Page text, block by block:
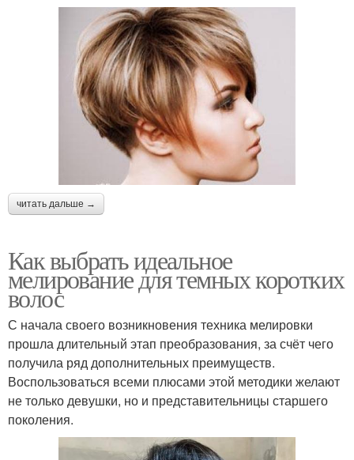
читать дальше →
Как выбрать идеальное
мелирование для темных коротких
волос
С начала своего возникновения техника мелировки
прошла длительный этап преобразования, за счёт чего
получила ряд дополнительных преимуществ.
Воспользоваться всеми плюсами этой методики желают
не только девушки, но и представительницы старшего
поколения.